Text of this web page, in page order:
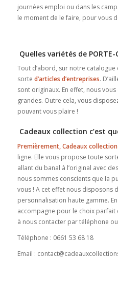
journées emploi ou dans les
le moment de le faire, pour vous
Quelles variétés de PORTE-
Tout d’abord, sur notre
sorte d’articles d’entreprises.
sont originaux. En effet, nous
grandes. Outre cela, vous
pouvant vous plaire !
Cadeaux collection c’est
Premièrement, Cadeaux collection
ligne. Elle vous propose toute
allant du banal à l’original avec
nous sommes conscients que la
vous ! A cet effet nous disposons
personnalisation haute gamme.
accompagne pour le choix parfait
à nous contacter par téléphone
Téléphone : 0661 53 68 18
Email :